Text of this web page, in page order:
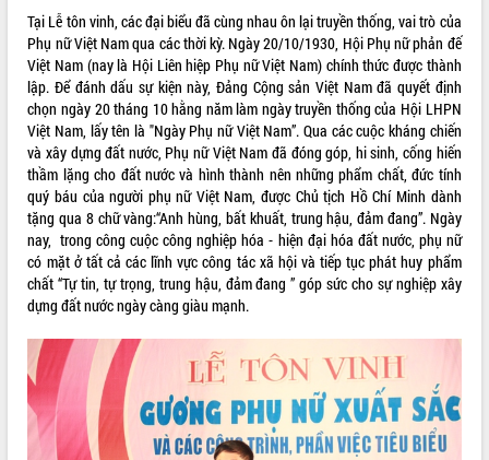
VIDEO
Loading the player...
2026
Khám bệnh, cấp phát thuốc miễn phí
và tặng quà người dân xã Cư Pui
Hội nghị UBND tỉnh Đắk Lắk thường kỳ
tháng 7/2026
Tại Lễ tôn vinh, các đại biểu đã cùng nhau ôn lại truyền thống, vai trò của
Phụ nữ Việt Nam qua các thời kỳ. Ngày 20/10/1930, Hội Phụ nữ phản đế
Việt Nam (nay là Hội Liên hiệp Phụ nữ Việt Nam) chính thức được thành
lập. Để đánh dấu sự kiện này, Đảng Cộng sản Việt Nam đã quyết định
chọn ngày 20 tháng 10 hằng năm làm ngày truyền thống của Hội LHPN
Việt Nam, lấy tên là "Ngày Phụ nữ Việt Nam”. Qua các cuộc kháng chiến
và xây dựng đất nước, Phụ nữ Việt Nam đã đóng góp, hi sinh, cống hiến
thầm lặng cho đất nước và hình thành nên những phẩm chất, đức tính
quý báu của người phụ nữ Việt Nam, được Chủ tịch Hồ Chí Minh dành
tặng qua 8 chữ vàng:“Anh hùng, bất khuất, trung hậu, đảm đang”. Ngày
nay, trong công cuộc công nghiệp hóa - hiện đại hóa đất nước, phụ nữ
có mặt ở tất cả các lĩnh vực công tác xã hội và tiếp tục phát huy phẩm
chất “Tự tin, tự trọng, trung hậu, đảm đang ” góp sức cho sự nghiệp xây
dựng đất nước ngày càng giàu mạnh.